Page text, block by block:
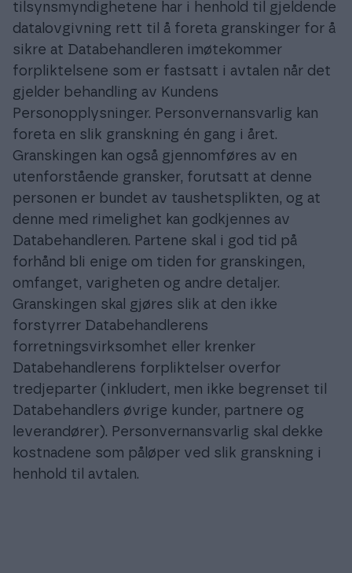
tilsynsmyndighetene har i henhold til gjeldende
datalovgivning rett til å foreta granskinger for å
sikre at Databehandleren imøtekommer
forpliktelsene som er fastsatt i avtalen når det
gjelder behandling av Kundens
Personopplysninger. Personvernansvarlig kan
foreta en slik granskning én gang i året.
Granskingen kan også gjennomføres av en
utenforstående gransker, forutsatt at denne
personen er bundet av taushetsplikten, og at
denne med rimelighet kan godkjennes av
Databehandleren. Partene skal i god tid på
forhånd bli enige om tiden for granskingen,
omfanget, varigheten og andre detaljer.
Granskingen skal gjøres slik at den ikke
forstyrrer Databehandlerens
forretningsvirksomhet eller krenker
Databehandlerens forpliktelser overfor
tredjeparter (inkludert, men ikke begrenset til
Databehandlers øvrige kunder, partnere og
leverandører). Personvernansvarlig skal dekke
kostnadene som påløper ved slik granskning i
henhold til avtalen.